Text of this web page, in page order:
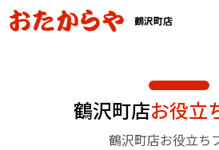
鶴沢町店
鶴沢町店お役立
鶴沢町店お役立ち